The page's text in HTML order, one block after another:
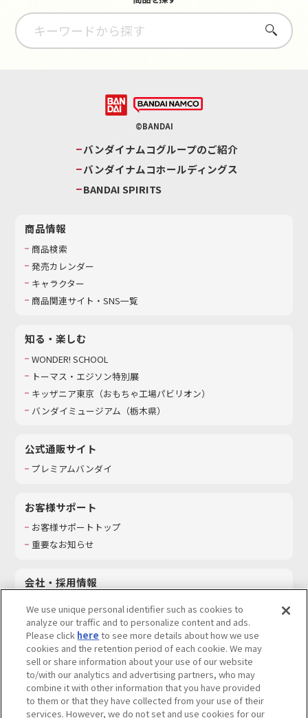
さがす
©BANDAI
バンダイナムコグループのご紹介
バンダイナムコホールディングス
BANDAI SPIRITS
商品情報
商品検索
発売カレンダー
キャラクター
商品関連サイト・SNS一覧
知る・楽しむ
WONDER! SCHOOL
トーマス・エジソン特別展
キッザニア東京（おもちゃ工場パビリオン）​
バンダイミュージアム（栃木県）
公式通販サイト
プレミアムバンダイ
お客様サポート
お客様サポートトップ
重要なお知らせ
会社・採用情報
採用情報
サステナビリティ
お問い合わせ
ウェブサイトご利用条件 ソーシャルメディアポリシー
We use unique personal identifier such as cookies to
analyze our traffic and to personalize content and ads.
Please click here to see more details about how we use
cookies and the retention period of each cookie. We may
sell or share information about your use of our website
to/with our analytics and advertising partners, who may
combine it with other information that you have provided
to them or that they have collected from your use of their
services. However, we do not set and use cookies for our